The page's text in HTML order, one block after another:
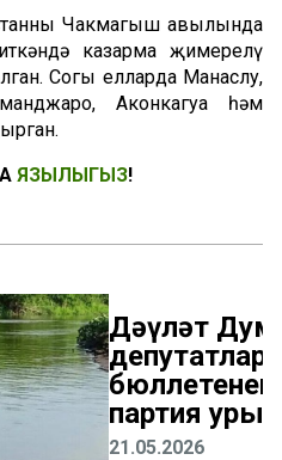
Чакмагыш авылында
казарма җимерелү
Соңгы елларда Манаслу,
Аконкагуа һәм
ЯЗЫЛЫГЫЗ!
Дәүләт
партия
21.05.2026